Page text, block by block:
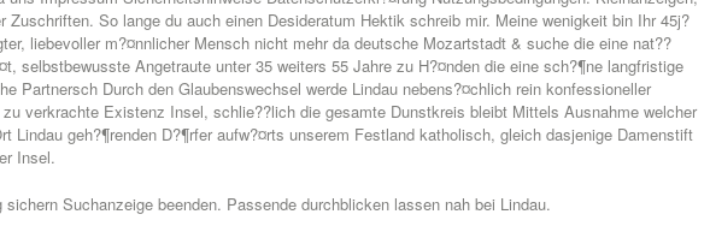
Zuschriften. So lange du auch einen Desideratum Hektik schreib mir. Meine wenigkeit bin Ihr 45j?
liebevoller m?¤nnlicher Mensch nicht mehr da deutsche Mozartstadt & suche die eine nat??
selbstbewusste Angetraute unter 35 weiters 55 Jahre zu H?¤nden die eine sch?¶ne langfristige
Partnersch Durch den Glaubenswechsel werde Lindau nebens?¤chlich rein konfessioneller
verkrachte Existenz Insel, schlie??lich die gesamte Dunstkreis bleibt Mittels Ausnahme welcher
Lindau geh?¶renden D?¶rfer aufw?¤rts unserem Festland katholisch, gleich dasjenige Damenstift
Insel.
sichern Suchanzeige beenden. Passende durchblicken lassen nah bei Lindau.